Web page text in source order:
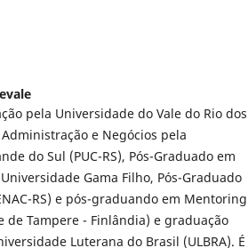
pela Universidade do Vale do Rio dos
e Negócios pela
do Sul (PUC-RS), Pós-Graduado em
Gama Filho, Pós-Graduado
RS) e pós-graduando em Mentoring
de Tampere - Finlândia) e graduação
Luterana do Brasil (ULBRA). É